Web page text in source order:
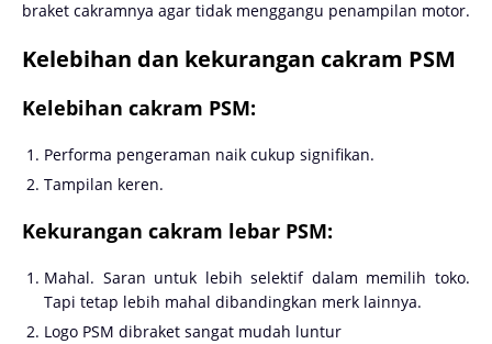
braket cakramnya agar tidak menggangu penampilan motor.
Kelebihan dan kekurangan cakram PSM
Kelebihan cakram PSM:
Performa pengeraman naik cukup signifikan.
Tampilan keren.
Kekurangan cakram lebar PSM:
Mahal. Saran untuk lebih selektif dalam memilih toko.
Tapi tetap lebih mahal dibandingkan merk lainnya.
Logo PSM dibraket sangat mudah luntur